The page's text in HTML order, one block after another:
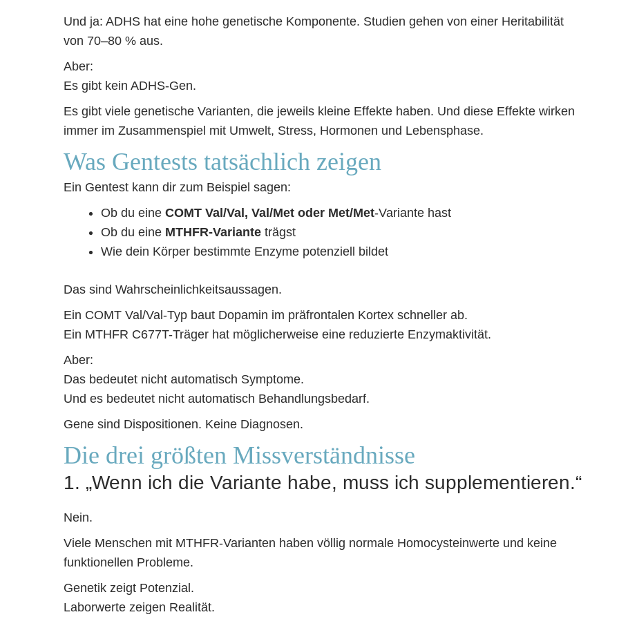
Und ja: ADHS hat eine hohe genetische Komponente. Studien gehen von einer Heritabilität
von 70–80 % aus.
Aber:
Es gibt kein ADHS-Gen.
Es gibt viele genetische Varianten, die jeweils kleine Effekte haben. Und diese Effekte wirken
immer im Zusammenspiel mit Umwelt, Stress, Hormonen und Lebensphase.
Was Gentests tatsächlich zeigen
Ein Gentest kann dir zum Beispiel sagen:
Ob du eine COMT Val/Val, Val/Met oder Met/Met-Variante hast
Ob du eine MTHFR-Variante trägst
Wie dein Körper bestimmte Enzyme potenziell bildet
Das sind Wahrscheinlichkeitsaussagen.
Ein COMT Val/Val-Typ baut Dopamin im präfrontalen Kortex schneller ab.
Ein MTHFR C677T-Träger hat möglicherweise eine reduzierte Enzymaktivität.
Aber:
Das bedeutet nicht automatisch Symptome.
Und es bedeutet nicht automatisch Behandlungsbedarf.
Gene sind Dispositionen. Keine Diagnosen.
Die drei größten Missverständnisse
1. „Wenn ich die Variante habe, muss ich supplementieren.“
Nein.
Viele Menschen mit MTHFR-Varianten haben völlig normale Homocysteinwerte und keine
funktionellen Probleme.
Genetik zeigt Potenzial.
Laborwerte zeigen Realität.